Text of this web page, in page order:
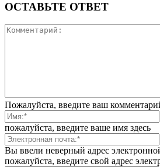
ОСТАВЬТЕ ОТВЕТ
Пожалуйста, введите ваш
пожалуйста, введите ваше имя здесь
Вы ввели неверный адрес
пожалуйста, введите свой адрес